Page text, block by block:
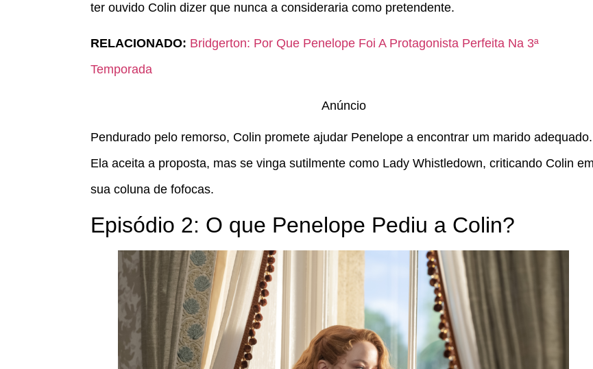
ter ouvido Colin dizer que nunca a consideraria como pretendente.
RELACIONADO: Bridgerton: Por Que Penelope Foi A Protagonista Perfeita Na 3ª
Temporada
Anúncio
Pendurado pelo remorso, Colin promete ajudar Penelope a encontrar um marido adequado.
Ela aceita a proposta, mas se vinga sutilmente como Lady Whistledown, criticando Colin em
sua coluna de fofocas.
Episódio 2: O que Penelope Pediu a Colin?